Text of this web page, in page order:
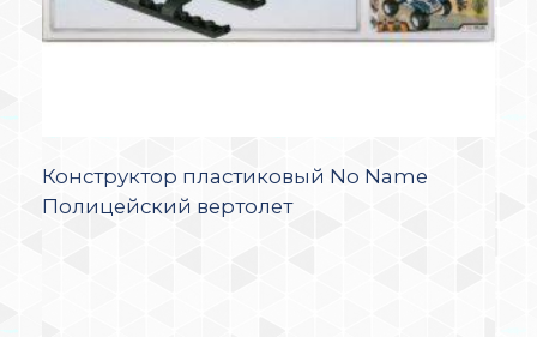
Конструктор пластиковый No Name
Полицейский вертолет